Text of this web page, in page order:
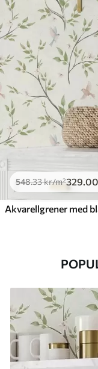
548.33kr/m²329.00